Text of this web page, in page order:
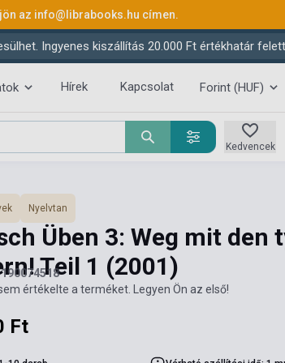
az info@librabooks.hu címen.
Ingyenes kiszállítás 20.000 Ft értékhatár
Hírek Kapcsolat Forint (HUF)
Kedvencek
Nyelvtan
Üben 3: Weg mit den
Teil 1 (2001)
értékelte a terméket. Legyen Ön az első!
Ft